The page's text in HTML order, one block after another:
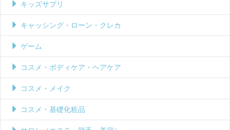
キッズサプリ
キャッシング・ローン・クレカ
ゲーム
コスメ・ボディケア・ヘアケア
コスメ・メイク
コスメ・基礎化粧品